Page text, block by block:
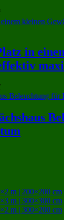
in
m | 200×200 cm
m | 300×300 cm
m | 300×200 cm